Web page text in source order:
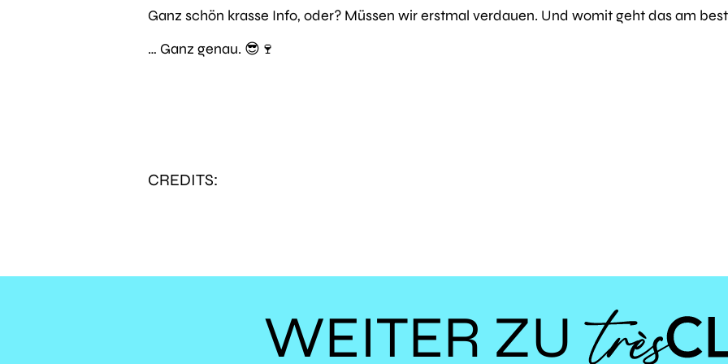
Ganz schön krasse Info, oder? Müssen wir erstmal verdauen. Und womit geht das am
… Ganz genau. 😎🍷
CREDITS:
WEITER ZU